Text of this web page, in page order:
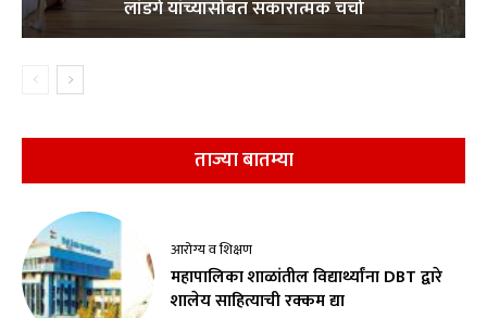
लांडगे यांच्यासोबत सकारात्मक चर्चा
ताज्या बातम्या
आरोग्य व शिक्षण
महापालिका शाळांतील विद्यार्थ्यांना DBT द्वारे
शालेय साहित्याची रक्कम द्या